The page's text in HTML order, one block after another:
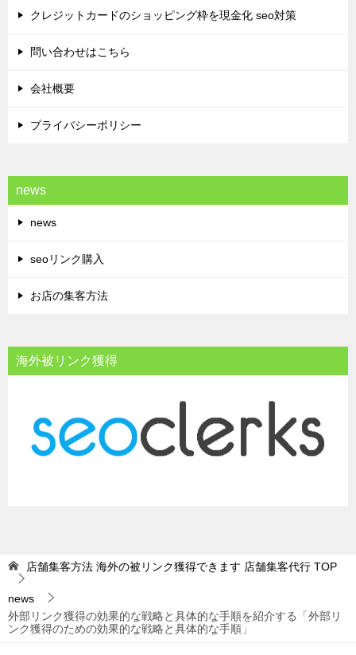
クレジットカードのショッピング枠を現金化 seo対策
問い合わせはこちら
会社概要
プライバシーポリシー
news
news
seoリンク購入
お店の集客方法
海外被リンク獲得
店舗集客方法 海外の被リンク獲得できます 店舗集客代行 TOP
news
外部リンク獲得の効果的な戦略と具体的な手順を紹介する「外部リ
ンク獲得のための効果的な戦略と具体的な手順」